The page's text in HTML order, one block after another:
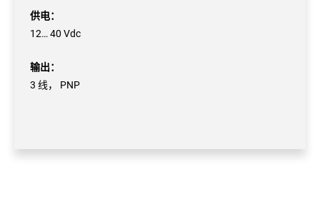
供电：
12… 40 Vdc
输出：
3 线， PNP